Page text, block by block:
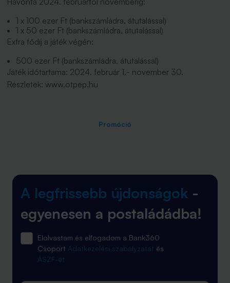
1 x 100 ezer Ft (bankszámládra, átutalással)
1 x 50 ezer Ft (bankszámládra, átutalással)
Extra fődíj a játék végén:
500 ezer Ft (bankszámládra, átutalással)
Játék időtartama: 2024. február 1.- november 30.
Részletek: www.otpep.hu
Promóció
A legfrissebb újdonságok -
egyenesen a postaládádba!
Elolvastam és elfogadom a Bank360
Csoport Adatkezelési szabályzatát és
ÁSZF-ét